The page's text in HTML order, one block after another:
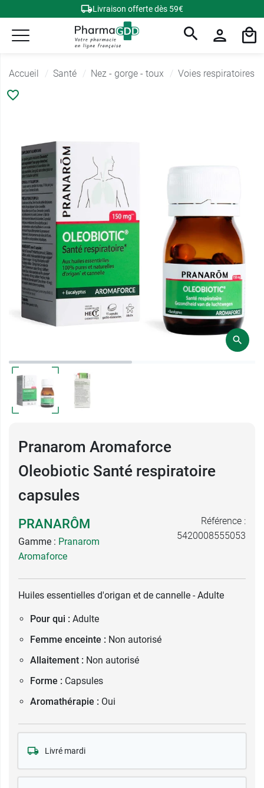
Livraison offerte dès 59€
Accueil Santé Nez - gorge - toux Voies respiratoires
Pranarom Aromaforce
Oleobiotic Santé respiratoire
capsules
PRANARÔM
Gamme : Pranarom
Aromaforce
Référence :
5420008555053
Huiles essentielles d'origan et de cannelle - Adulte
Pour qui : Adulte
Femme enceinte : Non autorisé
Allaitement : Non autorisé
Forme : Capsules
Aromathérapie : Oui
Livré mardi